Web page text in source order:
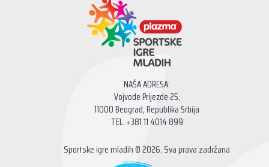
NAŠA ADRESA:
Vojvode Prijezde 25,
11000 Beograd, Republika Srbija
TEL. +381 11 4014 899
Sportske igre mladih © 2026. Sva prava zadržana